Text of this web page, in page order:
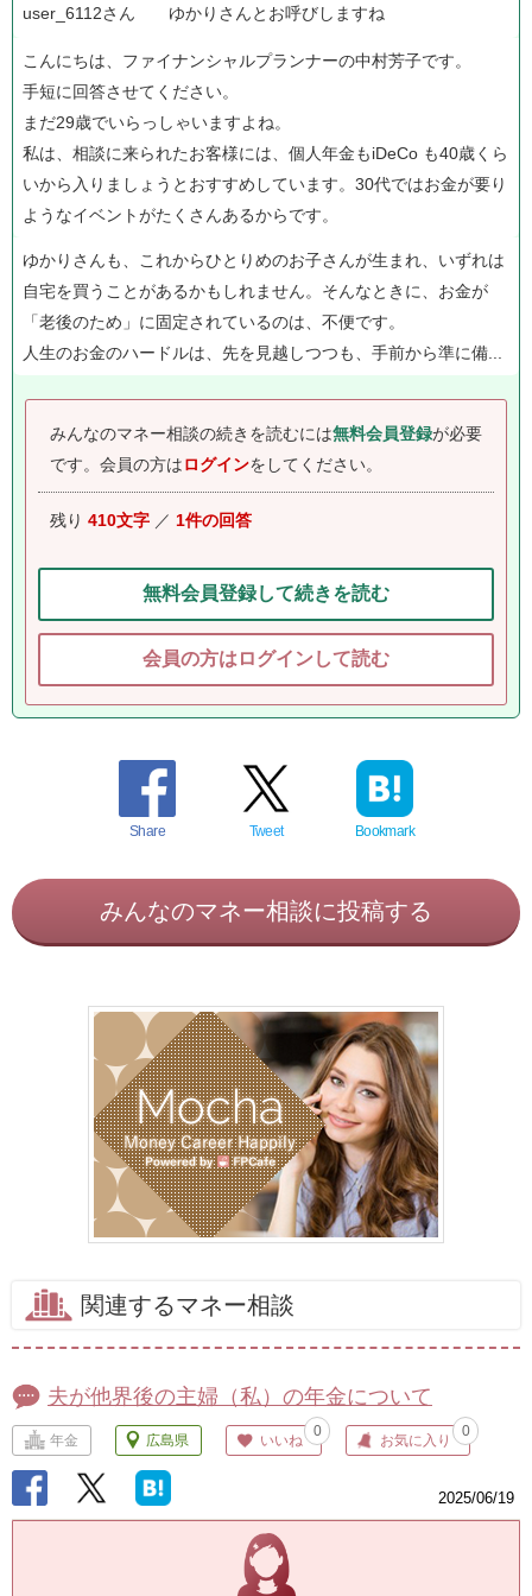
user_6112さん ゆかりさんとお呼びしますね
こんにちは、ファイナンシャルプランナーの中村芳子です。
手短に回答させてください。
まだ29歳でいらっしゃいますよね。
私は、相談に来られたお客様には、個人年金もiDeCo も40歳くら
いから入りましょうとおすすめしています。30代ではお金が要り
ようなイベントがたくさんあるからです。
ゆかりさんも、これからひとりめのお子さんが生まれ、いずれは
自宅を買うことがあるかもしれません。そんなときに、お金が
「老後のため」に固定されているのは、不便です。
人生のお金のハードルは、先を見越しつつも、手前から準に備...
みんなのマネー相談の続きを読むには無料会員登録が必要
です。 会員の方はログインをしてください。
残り 410文字 ／ 1件の回答
無料会員登録して続きを読む
会員の方はログインして読む
Share Tweet Bookmark
みんなのマネー相談に投稿する
関連するマネー相談
夫が他界後の主婦（私）の年金について
年金 広島県 いいね
0
お気に入り
0
2025/06/19